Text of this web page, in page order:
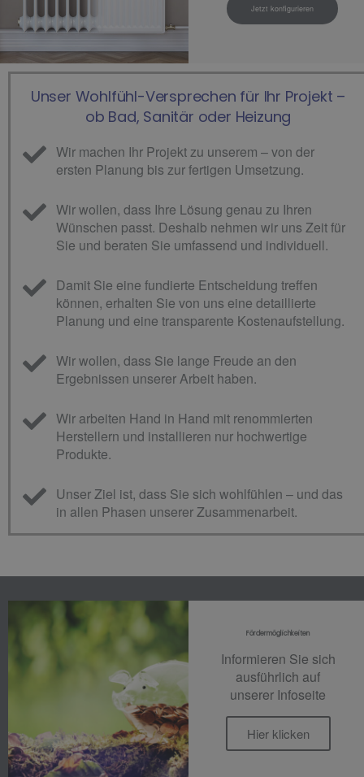
Jetzt konfigurieren
Unser Wohlfühl-Versprechen für Ihr Projekt ­­­­–
ob Bad, Sanitär oder Heizung
Wir machen Ihr Projekt zu unserem – von der
ersten Planung bis zur fertigen Umsetzung.
Wir wollen, dass Ihre Lösung genau zu Ihren
Wünschen passt. Deshalb nehmen wir uns Zeit für
Sie und beraten Sie umfassend und individuell.
Damit Sie eine fundierte Entscheidung treffen
können, erhalten Sie von uns eine detaillierte
Planung und eine transparente Kostenaufstellung.
Wir wollen, dass Sie lange Freude an den
Ergebnissen unserer Arbeit haben.
Wir arbeiten Hand in Hand mit renommierten
Herstellern und installieren nur hochwertige
Produkte.
Unser Ziel ist, dass Sie sich wohlfühlen – und das
in allen Phasen unserer Zusammenarbeit.
Fördermöglichkeiten
Informieren Sie sich
ausführlich auf
unserer Infoseite
Hier klicken